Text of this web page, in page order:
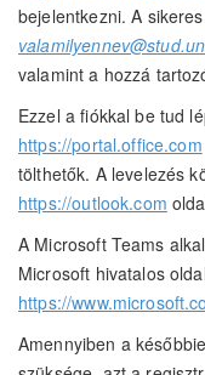
bejelentkezni. A
valamint a hozzá
Ezzel a fiókkal be tud
https://portal.office.com
tölthetők. A levelezés
https://outlook.com
A Microsoft Teams
Microsoft hivatalos
https://
Amennyiben a